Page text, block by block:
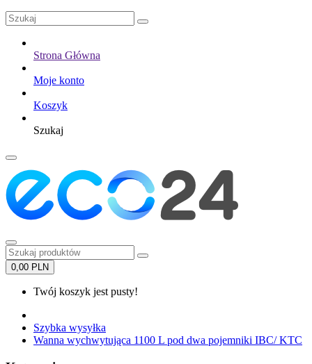
Strona Główna
Moje konto
Koszyk
Szukaj
0,00 PLN
Twój koszyk jest pusty!
Szybka wysyłka
Wanna wychwytująca 1100 L pod dwa pojemniki IBC/ KTC